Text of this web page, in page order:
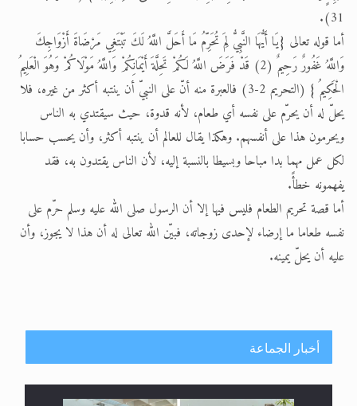
31).
أما قوله تعالى {يَا أَيُّهَا النَّبِيُّ لِمَ تُحَرِّمُ مَا أَحَلَّ اللَّهُ لَكَ تَبْتَغِي مَرْضَاةَ أَزْوَاجِكَ
وَاللَّهُ غَفُورٌ رَحِيمٌ (2) قَدْ فَرَضَ اللَّهُ لَكُمْ تَحِلَّةَ أَيْمَانِكُمْ وَاللَّهُ مَوْلَاكُمْ وَهُوَ الْعَلِيمُ
الْحَكِيمُ } (التحريم 2-3) فالعبرة منه أنّ على النبيّ أن ينتبه أكثر من غيره، فلا
يحلّ له أن يحرّم على نفسه أي طعام، لأنه قدوة، حيث سيقتدي به الناس
ويحرمون هذا على أنفسهم. وهكذا يقال للعالم أن ينتبه أكثر، وأن يحسب حسابا
لكل عمل مهما بدا مباحا وبسيطا بالنسبة إليه، لأن الناس يقتدون به، فقد
يفهمونه خطأً.
أما قصة تحريم الطعام فليس فيها إلا أن الرسول صلى الله عليه وسلم حرّم على
نفسه طعاما ما إرضاء لإحدى زوجاته، فبيّن الله تعالى له أن هذا لا يجوز، وأن
عليه أن يحلّ يمينه.
أخبار الجماعة